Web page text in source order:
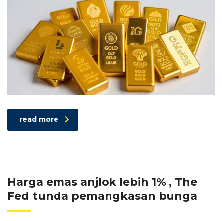
read more
Harga emas anjlok lebih 1% , The
Fed tunda pemangkasan bunga